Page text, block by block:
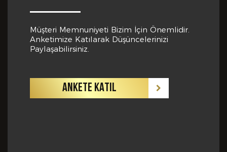
Müşteri Memnuniyeti Bizim İçin Önemlidir.
Anketimize Katılarak Düşüncelerinizi
Paylaşabilirsiniz.
ANKETE KATIL
Referanslar *